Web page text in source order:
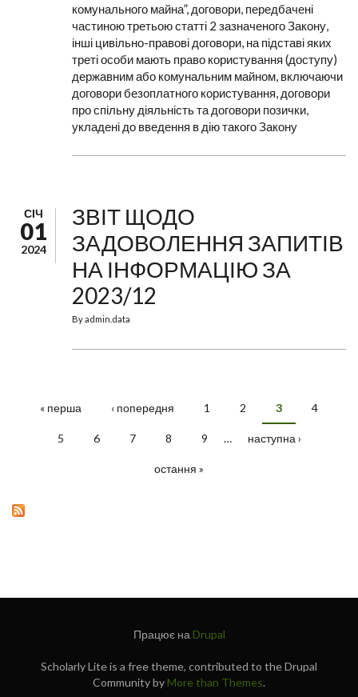
комунального майна”, договори, передбачені
частиною третьою статті 2 зазначеного Закону,
інші цивільно-правові договори, на підставі яких
треті особи мають право користування (доступу)
державним або комунальним майном, включаючи
договори безоплатного користування, договори
про спільну діяльність та договори позички,
укладені до введення в дію такого Закону
СІЧ
01
2024
ЗВІТ ЩОДО
ЗАДОВОЛЕННЯ ЗАПИТІВ
НА ІНФОРМАЦІЮ ЗА
2023/12
Byadmin.data
СТОРІНКИ
« перша ‹ попередня 1 2 3 4
5 6 7 8 9 … наступна ›
остання »
Працює на Drupal
Scholarly Lite is a free theme, contributed to the Drupal
Community by More than Themes.